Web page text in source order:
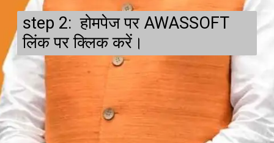
step 2: होमपेज पर AWASSOFT
लिंक पर क्लिक करें।